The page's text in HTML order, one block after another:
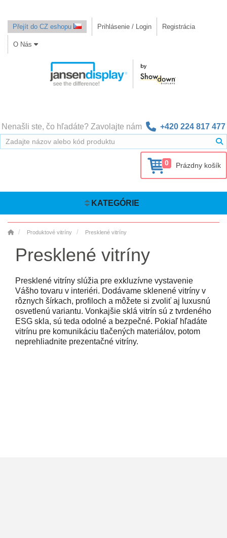
Přejít do CZ eshopu Prihlásenie / Login Registrácia
O Nás
Nenašli ste, čo hľadáte? Zavolajte nám +420 224 817 477
0 Prázdny košík
KATEGÓRIE
Produktové vitríny Presklené vitríny
Presklené vitríny
Presklené vitríny slúžia pre exkluzívne vystavenie
Vášho tovaru v interiéri. Dodávame sklenené vitríny v
rôznych šírkach, profiloch a môžete si zvoliť aj luxusnú
osvetlenú variantu. Vonkajšie sklá vitrín sú z tvrdeného
ESG skla, sú teda odolné a bezpečné. Pokiaľ hľadáte
vitrínu pre komunikáciu tlačených materiálov, potom
neprehliadnite prezentačné vitríny.